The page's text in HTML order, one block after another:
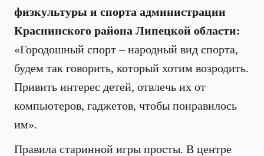
физкультуры и спорта администрации
Краснинского района Липецкой области:
«Городошный спорт – народный вид спорта,
будем так говорить, который хотим возродить.
Привить интерес детей, отвлечь их от
компьютеров, гаджетов, чтобы понравилось
им».
Правила старинной игры просты. В центре